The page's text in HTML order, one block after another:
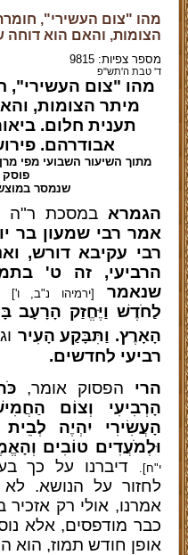
מהו "צום העשירי",
הצומות, והאם הוא דוחה
מספר צפיות: 9815
ד' טבת ה'תש"פ
מהו "צום העשירי",
מיתר הצומות,
תענית חלום.
אבודרהם.
מתוך השיעור השבועי מפי
פוסק
שנמסר
הגמרא במסכת ר"ה
אמר רבי שמעון בר
רבי עקיבא דורש,
הרביעי, זה ט'
שנאמר
[ירמיהו נ"ב, ו']
לַחֹדֶשׁ וַיֶּחֱזַק הָרָעָב
הָאָרֶץ. וַתִּבָּקַע הָעִיר
רביעי לחדשים.
הרי הפסוק אומר,
הָרְבִיעִי וְצוֹם
הָעֲשִׂירִי יִהְיֶה
וּלְמֹעֲדִים טוֹבִים
י"ח].
דיברנו על כך
לחזור על הנושא.
אמרנו, אולי רק
כבר מודפסים, אלא
אופן חודש תמוז, הוא